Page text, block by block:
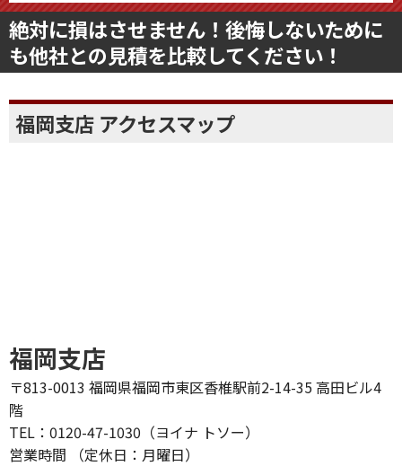
絶対に損はさせません！後悔しないために
も他社との見積を比較してください！
福岡支店 アクセスマップ
福岡支店
〒813-0013 福岡県福岡市東区香椎駅前2-14-35 高田ビル4
階
TEL：0120-47-1030（ヨイナ トソー）
営業時間 （定休日：月曜日）